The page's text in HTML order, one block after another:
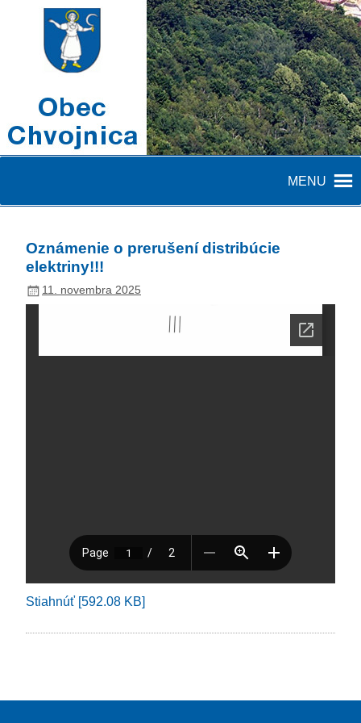
MENU
Oznámenie o prerušení distribúcie
elektriny!!!
11. novembra 2025
Stiahnúť [592.08 KB]